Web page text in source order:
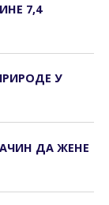
7,4
У
ДА ЖЕНЕ